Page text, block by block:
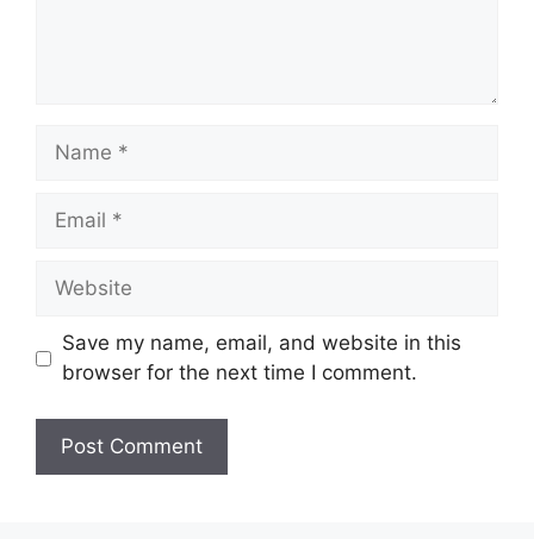
Name
Email
Website
Save my name, email, and website in this
browser for the next time I comment.